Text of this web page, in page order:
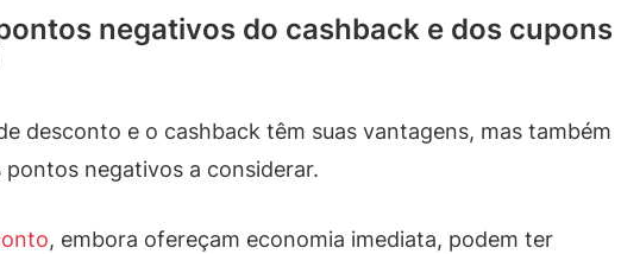
negativos do cashback e dos cupons
desconto e o cashback têm suas vantagens, mas também
pontos negativos a considerar.
, embora ofereçam economia imediata, podem ter